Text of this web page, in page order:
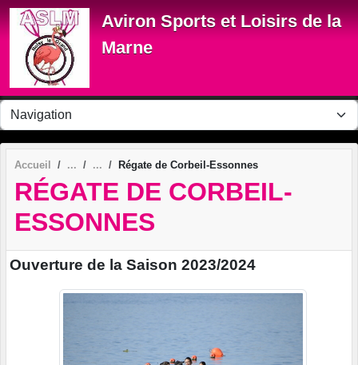
Aviron Sports et Loisirs de la
Marne
Accueil Régate de Corbeil-Essonnes
RÉGATE DE CORBEIL-
ESSONNES
Ouverture de la Saison 2023/2024
Panneau de gestion des cookies